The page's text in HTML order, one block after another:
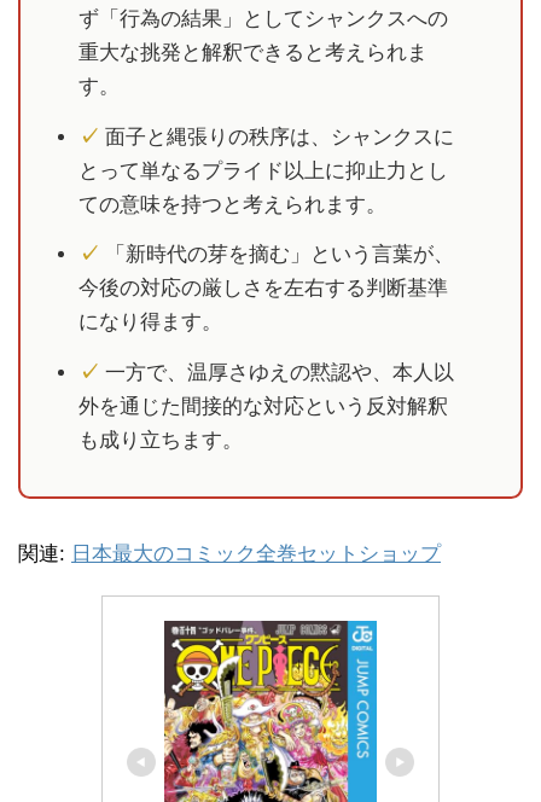
ず「行為の結果」としてシャンクスへの
重大な挑発と解釈できると考えられま
す。
✓ 面子と縄張りの秩序は、シャンクスに
とって単なるプライド以上に抑止力とし
ての意味を持つと考えられます。
✓ 「新時代の芽を摘む」という言葉が、
今後の対応の厳しさを左右する判断基準
になり得ます。
✓ 一方で、温厚さゆえの黙認や、本人以
外を通じた間接的な対応という反対解釈
も成り立ちます。
関連: 日本最大のコミック全巻セットショップ